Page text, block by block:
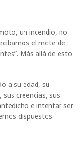
un incendio, no
el mote de :
Más allá de esto
a su edad, su
sus creencias, sus
e intentar ser
dispuestos